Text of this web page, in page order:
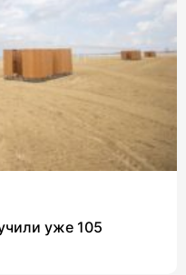
уже 105